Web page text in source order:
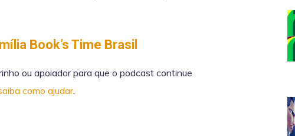
Book’s Time Brasil
ou apoiador para que o podcast continue
como ajudar.